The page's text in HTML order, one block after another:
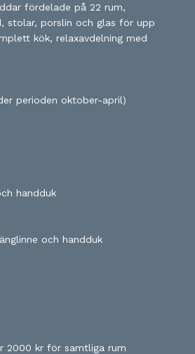
fördelade på 22 rum,
stolar, porslin och glas för upp
kök, relaxavdelning med
perioden oktober-april)
handduk
och handduk
2000 kr för samtliga rum